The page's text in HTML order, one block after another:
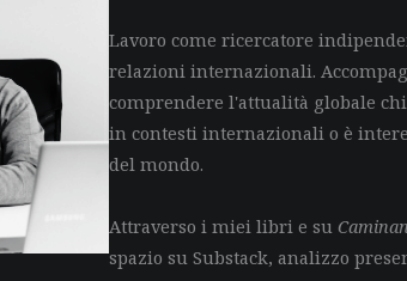
Lavoro come ricercatore
relazioni internazionali.
comprendere l'attualità globale
in contesti internazionali o è
del mondo.
Attraverso i miei libri e su
spazio su Substack, analizzo